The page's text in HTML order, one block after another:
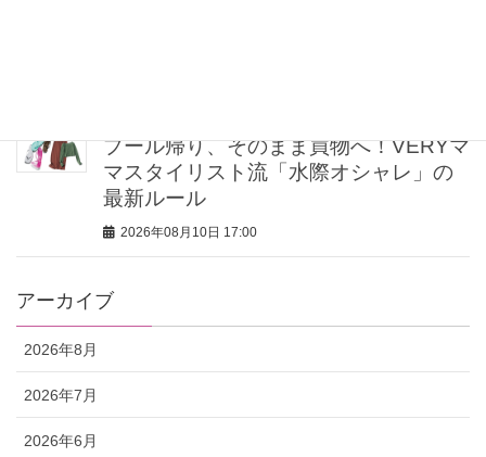
プール帰り、そのまま買物へ！VERYマ
マスタイリスト流「水際オシャレ」の
最新ルール
2026年08月10日 17:00
アーカイブ
2026年8月
2026年7月
2026年6月